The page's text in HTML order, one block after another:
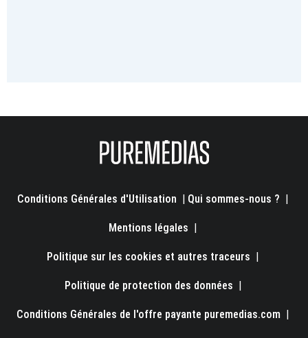
Conditions Générales d'Utilisation | Qui sommes-nous ? |
Mentions légales |
Politique sur les cookies et autres traceurs |
Politique de protection des données |
Conditions Générales de l'offre payante puremedias.com |